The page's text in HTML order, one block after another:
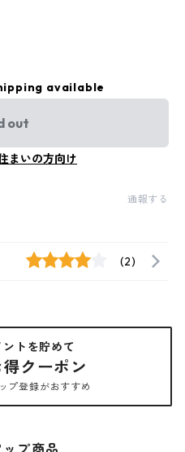
available
out
まいの方向け
通報する
(2)
トを貯めて
クーポン
プ登録がおすすめ